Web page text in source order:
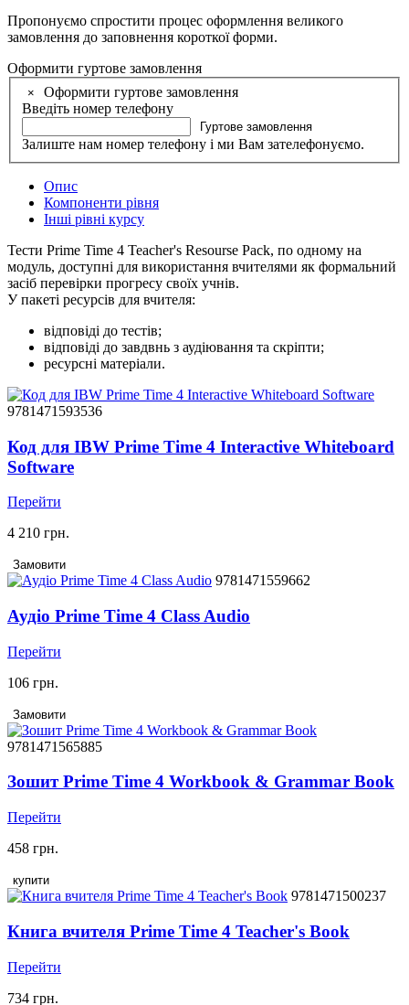
Пропонуємо спростити процес оформлення великого
замовлення до заповнення короткої форми.
Оформити гуртове замовлення
×
Оформити гуртове замовлення
Введіть номер телефону
Гуртове замовлення
Залиште нам номер телефону і ми Вам зателефонуємо.
Опис
Компоненти рівня
Інші рівні курсу
Тести Prime Time 4 Teacher's Resourse Pack, по одному на
модуль, доступні для використання вчителями як формальний
засіб перевірки прогресу своїх учнів.
У пакеті ресурсів для вчителя:
відповіді до тестів;
відповіді до завдвнь з аудіювання та скріпти;
ресурсні матеріали.
9781471593536
Код для IBW Prime Time 4 Interactive Whiteboard
Software
Перейти
4 210 грн.
Замовити
9781471559662
Аудіо Prime Time 4 Class Audio
Перейти
106 грн.
Замовити
9781471565885
Зошит Prime Time 4 Workbook & Grammar Book
Перейти
458 грн.
купити
9781471500237
Книга вчителя Prime Time 4 Teacher's Book
Перейти
734 грн.